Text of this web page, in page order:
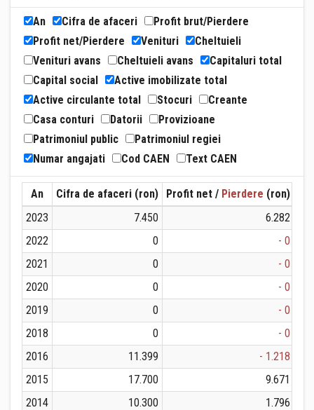
An Cifra de afaceri
Profit brut/Pierdere
Profit net/Pierdere
Venituri
Cheltuieli
Venituri avans
Cheltuieli avans
Capitaluri total
Capital social
Active imobilizate total
Active circulante total
Stocuri
Creante
Casa conturi
Datorii
Provizioane
Patrimoniul public
Patrimoniul regiei
Numar angajati
Cod CAEN Text CAEN
An Cifra de afaceri (ron) Profit net / Pierdere (ron)
2023
7.450
6.282
2022
0
- 0
2021
0
- 0
2020
0
- 0
2019
0
- 0
2018
0
- 0
2016
11.399
- 1.218
2015
17.700
9.671
2014
10.300
1.796